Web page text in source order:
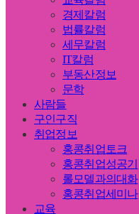
경제칼럼
법률칼럼
세무칼럼
IT칼럼
부동산정보
문학
사람들
구인구직
취업정보
홍콩취업토크
홍콩취업성공기
롤모델과의대화
홍콩취업세미나
교육